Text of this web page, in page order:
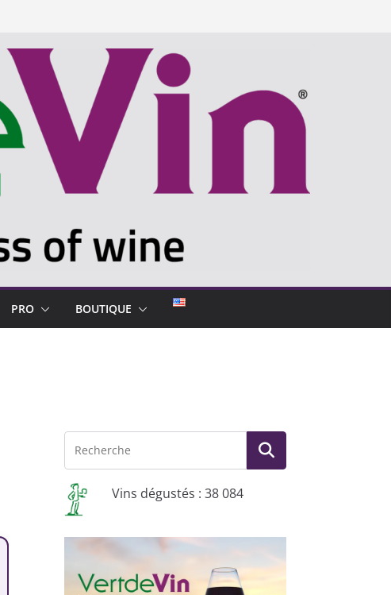
PRO BOUTIQUE
Vins dégustés : 38 084